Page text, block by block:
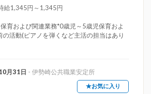
給1,345円～1,345円
育および関連業務*0歳児～5歳児保育およ
の活動(ピアノを弾くなど主活の担当はあり
月31日 - 伊勢崎公共職業安定所
★お気に入り